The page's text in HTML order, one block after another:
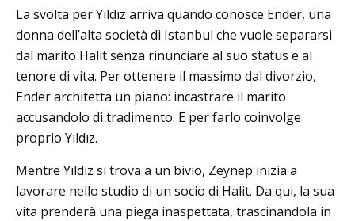
La svolta per Yıldız arriva quando conosce Ender, una
donna dell’alta società di Istanbul che vuole separarsi
dal marito Halit senza rinunciare al suo status e al
tenore di vita. Per ottenere il massimo dal divorzio,
Ender architetta un piano: incastrare il marito
accusandolo di tradimento. E per farlo coinvolge
proprio Yıldız.
Mentre Yıldız si trova a un bivio, Zeynep inizia a
lavorare nello studio di un socio di Halit. Da qui, la sua
vita prenderà una piega inaspettata, trascinandola in